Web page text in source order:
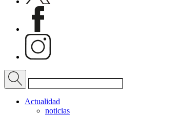
Actualidad
noticias